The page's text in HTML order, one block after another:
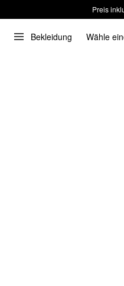
Preis
Bekleidung Wähle